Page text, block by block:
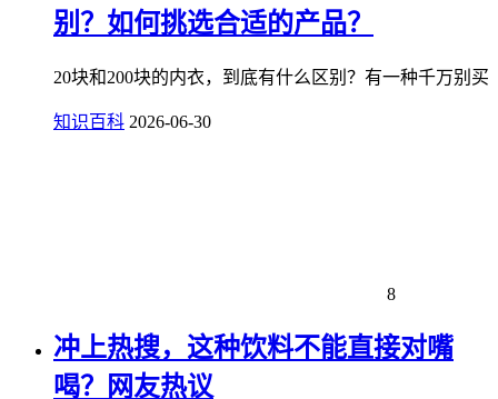
别？如何挑选合适的产品？
20块和200块的内衣，到底有什么区别？有一种千万别买
知识百科 2026-06-30
8
冲上热搜，这种饮料不能直接对嘴
喝？网友热议